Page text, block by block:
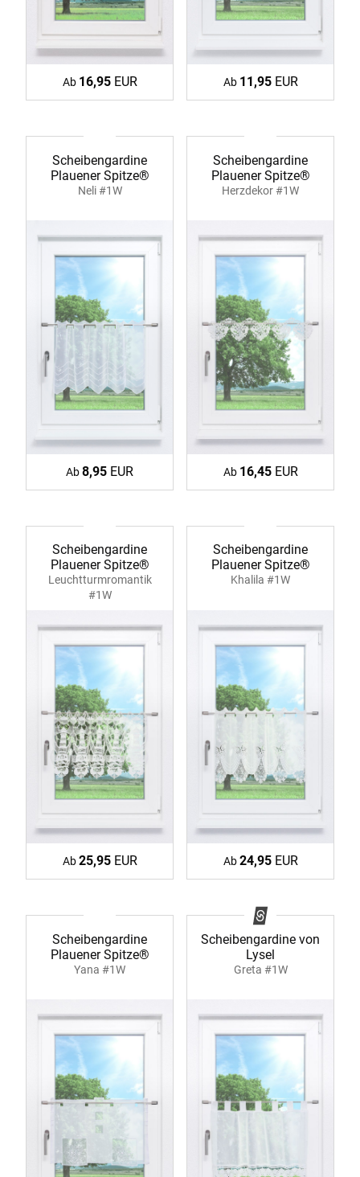
Ab 16,95EUR Ab 11,95EUR
Scheibengardine
Plauener Spitze®
Neli #1W
Ab8,95 EUR
Scheibengardine
Plauener Spitze®
Herzdekor #1W
Ab 16,45EUR
Scheibengardine
Plauener Spitze®
Leuchtturmromantik
#1W
Ab25,95EUR
Scheibengardine
Plauener Spitze®
Khalila #1W
Ab24,95EUR
Scheibengardine
Plauener Spitze®
Yana #1W
Scheibengardine von
Lysel
Greta #1W